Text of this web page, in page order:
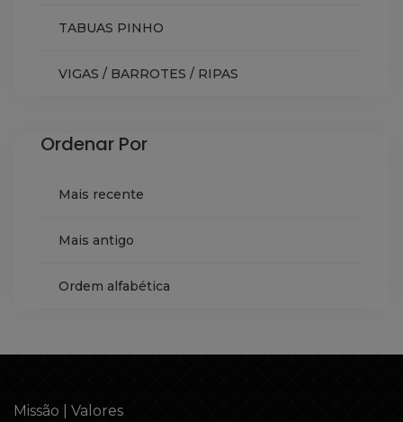
TABUAS PINHO
VIGAS / BARROTES / RIPAS
Ordenar Por
Mais recente
Mais antigo
Ordem alfabética
Missão | Valores